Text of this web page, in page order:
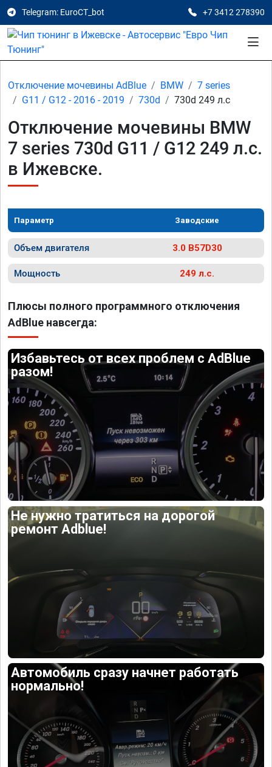
Telegram: EuroCT_bot +7 3412 278390
Отключение мочевины AdBlue BMW
7 series
G11 / G12 - 2016 - 2019
730d 730d 249 л.с
Отключение мочевины BMW
7 series 730d G11 / G12 249 л.с.
в Ижевске.
Параметр Заводские
Объем двигателя 3.0 B57D30
Мощность 249 л.с.
Плюсы полного программного отключения
AdBlue навсегда:
Избавьтесь от всех проблем с AdBlue
разом!
Не нужно тратиться на дорогой
ремонт Adblue!
Автомобиль сразу начнет работать
нормально!